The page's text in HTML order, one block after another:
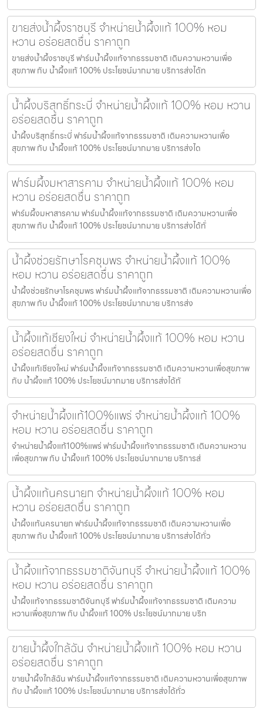
ขายส่งน้ำผึ้งราชบุรี จำหน่ายน้ำผึ้งแท้ 100% หอม
หวาน อร่อยสดชื่น ราคาถูก
ขายส่งน้ำผึ้งราชบุรี ฟาร์มน้ำผึ้งแท้จากธรรมชาติ เติมความหวานเพื่อ
สุขภาพ กับ น้ำผึ้งแท้ 100% ประโยชน์มากมาย บริการส่งได้ท
น้ำผึ้งบริสุทธิ์กระบี่ จำหน่ายน้ำผึ้งแท้ 100% หอม หวาน
อร่อยสดชื่น ราคาถูก
น้ำผึ้งบริสุทธิ์กระบี่ ฟาร์มน้ำผึ้งแท้จากธรรมชาติ เติมความหวานเพื่อ
สุขภาพ กับ น้ำผึ้งแท้ 100% ประโยชน์มากมาย บริการส่งได
ฟาร์มผึ้งมหาสารคาม จำหน่ายน้ำผึ้งแท้ 100% หอม
หวาน อร่อยสดชื่น ราคาถูก
ฟาร์มผึ้งมหาสารคาม ฟาร์มน้ำผึ้งแท้จากธรรมชาติ เติมความหวานเพื่อ
สุขภาพ กับ น้ำผึ้งแท้ 100% ประโยชน์มากมาย บริการส่งได้ทั่
น้ำผึ้งช่วยรักษาโรคชุมพร จำหน่ายน้ำผึ้งแท้ 100%
หอม หวาน อร่อยสดชื่น ราคาถูก
น้ำผึ้งช่วยรักษาโรคชุมพร ฟาร์มน้ำผึ้งแท้จากธรรมชาติ เติมความหวานเพื่อ
สุขภาพ กับ น้ำผึ้งแท้ 100% ประโยชน์มากมาย บริการส่ง
น้ำผึ้งแท้เชียงใหม่ จำหน่ายน้ำผึ้งแท้ 100% หอม หวาน
อร่อยสดชื่น ราคาถูก
น้ำผึ้งแท้เชียงใหม่ ฟาร์มน้ำผึ้งแท้จากธรรมชาติ เติมความหวานเพื่อสุขภาพ
กับ น้ำผึ้งแท้ 100% ประโยชน์มากมาย บริการส่งได้ทั
จำหน่ายน้ำผึ้งแท้100%แพร่ จำหน่ายน้ำผึ้งแท้ 100%
หอม หวาน อร่อยสดชื่น ราคาถูก
จำหน่ายน้ำผึ้งแท้100%แพร่ ฟาร์มน้ำผึ้งแท้จากธรรมชาติ เติมความหวาน
เพื่อสุขภาพ กับ น้ำผึ้งแท้ 100% ประโยชน์มากมาย บริการส่
น้ำผึ้งแท้นครนายก จำหน่ายน้ำผึ้งแท้ 100% หอม
หวาน อร่อยสดชื่น ราคาถูก
น้ำผึ้งแท้นครนายก ฟาร์มน้ำผึ้งแท้จากธรรมชาติ เติมความหวานเพื่อ
สุขภาพ กับ น้ำผึ้งแท้ 100% ประโยชน์มากมาย บริการส่งได้ทั่ว
น้ำผึ้งแท้จากธรรมชาติจันทบุรี จำหน่ายน้ำผึ้งแท้ 100%
หอม หวาน อร่อยสดชื่น ราคาถูก
น้ำผึ้งแท้จากธรรมชาติจันทบุรี ฟาร์มน้ำผึ้งแท้จากธรรมชาติ เติมความ
หวานเพื่อสุขภาพ กับ น้ำผึ้งแท้ 100% ประโยชน์มากมาย บริก
ขายน้ำผึ้งใกล้ฉัน จำหน่ายน้ำผึ้งแท้ 100% หอม หวาน
อร่อยสดชื่น ราคาถูก
ขายน้ำผึ้งใกล้ฉัน ฟาร์มน้ำผึ้งแท้จากธรรมชาติ เติมความหวานเพื่อสุขภาพ
กับ น้ำผึ้งแท้ 100% ประโยชน์มากมาย บริการส่งได้ทั่ว